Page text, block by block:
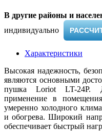
В другие районы и
индивидуально ​
Характеристики
Высокая надежность,
являются основными
пушка Loriot LT-24P.
применение в
умеренно холодного
и обогрева. Широкий
обеспечивает быстрый